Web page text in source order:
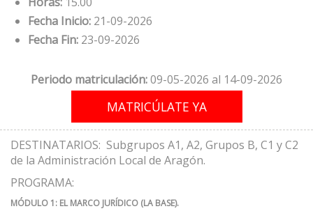
Fecha Inicio: 21-09-2026
Fecha Fin: 23-09-2026
Periodo matriculación:09-05-2026 al 14-09-2026
DESTINATARIOS: Subgrupos A1, A2, Grupos B, C1 y C2
de la Administración Local de Aragón.
PROGRAMA:
MÓDULO 1: EL MARCO JURÍDICO (LA BASE).